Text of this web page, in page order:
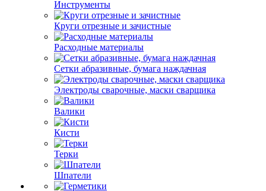
Инструменты
Круги отрезные и зачистные
Расходные материалы
Сетки абразивные, бумага наждачная
Электроды сварочные, маски сварщика
Валики
Кисти
Терки
Шпатели